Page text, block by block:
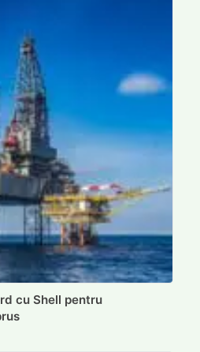
cu Shell pentru